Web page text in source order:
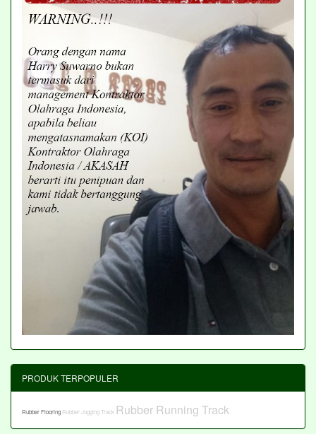
PRODUK TERPOPULER
Rubber Flooring Rubber Jogging Track Rubber Running Track